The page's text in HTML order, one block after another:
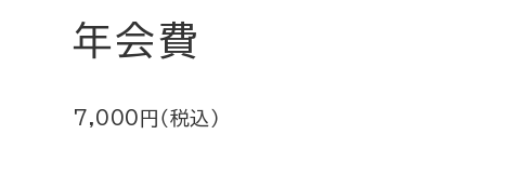
年会費
7,000円（税込）